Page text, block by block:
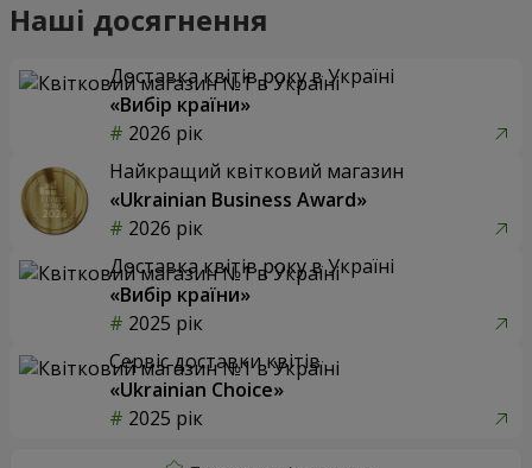
Наші досягнення
Доставка квітів року в Україні
«Вибір країни»
2026 рік
Найкращий квітковий магазин
«Ukrainian Business Award»
2026 рік
Доставка квітів року в Україні
«Вибір країни»
2025 рік
Сервіс доставки квітів
«Ukrainian Choice»
2025 рік